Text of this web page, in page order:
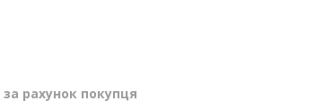
за рахунок покупця